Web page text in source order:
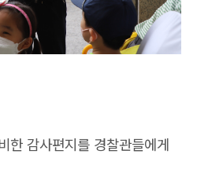
한 감사편지를 경찰관들에게